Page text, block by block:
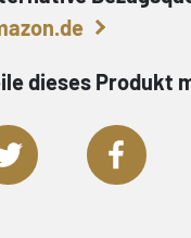
dieses Produkt